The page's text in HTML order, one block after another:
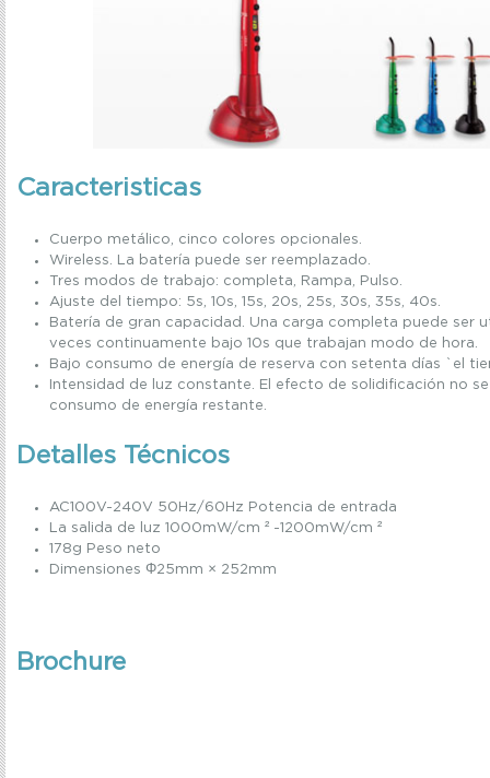
Caracteristicas
Cuerpo metálico, cinco colores opcionales.
Wireless. La batería puede ser reemplazado.
Tres modos de trabajo: completa, Rampa, Pulso.
Ajuste del tiempo: 5s, 10s, 15s, 20s, 25s, 30s, 35s, 40s.
Batería de gran capacidad. Una carga completa puede ser
veces continuamente bajo 10s que trabajan modo de hora.
Bajo consumo de energía de reserva con setenta días `el
Intensidad de luz constante. El efecto de solidificación no
consumo de energía restante.
Detalles Técnicos
AC100V-240V 50Hz/60Hz Potencia de entrada
La salida de luz 1000mW/cm ² -1200mW/cm ²
178g Peso neto
Dimensiones Φ25mm × 252mm
Brochure